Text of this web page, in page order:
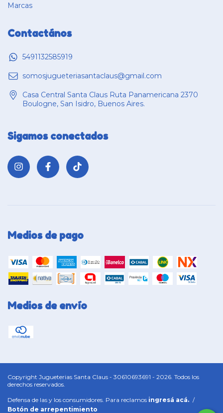
Marcas
Contactános
5491132585919
somosjugueteriasantaclaus@gmail.com
Casa Central Santa Claus Ruta Panamericana 2370
Boulogne, San Isidro, Buenos Aires.
Sigamos conectados
Medios de pago
Medios de envío
Copyright Jugueterias Santa Claus - 30610693691 - 2026. Todos los
derechos reservados.
Defensa de las y los consumidores. Para reclamos ingresá acá. /
Botón de arrepentimiento